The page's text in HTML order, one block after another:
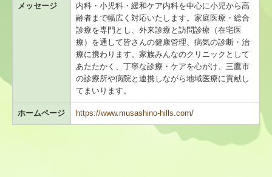
医療機関情報新規登録・変更フォーム
救急医療機関
こども救急みたかのご案内
メッセージ
内科・小児科・緩和ケア内科を中心に小児から高
齢者まで幅広く対応いたします。家庭医療・総合
診療を専門とし、外来診療と訪問診療（在宅医
療）を通して皆さんの健康管理、病気の診断・治
療に携わります。家族みんなのクリニックとして
あたたかく、丁寧な診療・ケアを心がけ、三鷹市
の診療所や病院と連携しながら地域医療に貢献し
てまいります。
ホームページ https://www.musashino-hills.com/